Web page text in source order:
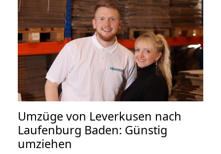
Umzüge von Leverkusen nach
Laufenburg Baden: Günstig
umziehen